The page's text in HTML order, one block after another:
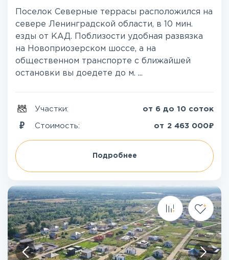
Поселок Северные террасы расположился на
севере Ленинградской области, в 10 мин.
езды от КАД. Поблизости удобная развязка
на Новоприозерском шоссе, а на
общественном транспорте с ближайшей
остановки вы доедете до м. ...
Участки: от 6 до 10 соток
Стоимость: от 2 463 000₽
Подробнее